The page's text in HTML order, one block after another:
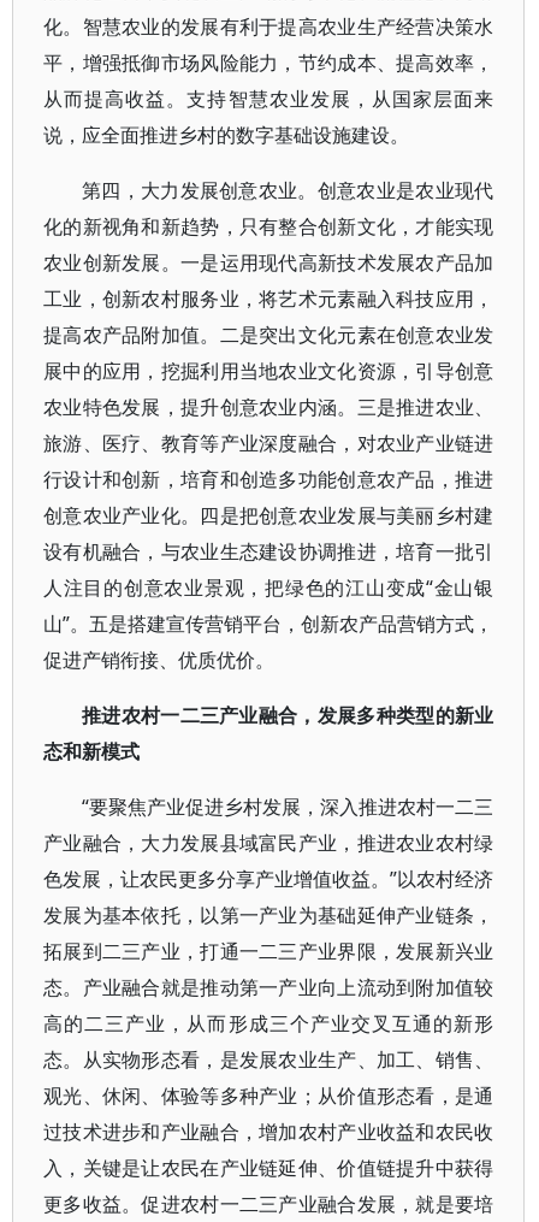
化。智慧农业的发展有利于提高农业生产经营决策水
平，增强抵御市场风险能力，节约成本、提高效率，
从而提高收益。支持智慧农业发展，从国家层面来
说，应全面推进乡村的数字基础设施建设。
第四，大力发展创意农业。创意农业是农业现代
化的新视角和新趋势，只有整合创新文化，才能实现
农业创新发展。一是运用现代高新技术发展农产品加
工业，创新农村服务业，将艺术元素融入科技应用，
提高农产品附加值。二是突出文化元素在创意农业发
展中的应用，挖掘利用当地农业文化资源，引导创意
农业特色发展，提升创意农业内涵。三是推进农业、
旅游、医疗、教育等产业深度融合，对农业产业链进
行设计和创新，培育和创造多功能创意农产品，推进
创意农业产业化。四是把创意农业发展与美丽乡村建
设有机融合，与农业生态建设协调推进，培育一批引
人注目的创意农业景观，把绿色的江山变成“金山银
山”。五是搭建宣传营销平台，创新农产品营销方式，
促进产销衔接、优质优价。
推进农村一二三产业融合，发展多种类型的新业
态和新模式
“要聚焦产业促进乡村发展，深入推进农村一二三
产业融合，大力发展县域富民产业，推进农业农村绿
色发展，让农民更多分享产业增值收益。”以农村经济
发展为基本依托，以第一产业为基础延伸产业链条，
拓展到二三产业，打通一二三产业界限，发展新兴业
态。产业融合就是推动第一产业向上流动到附加值较
高的二三产业，从而形成三个产业交叉互通的新形
态。从实物形态看，是发展农业生产、加工、销售、
观光、休闲、体验等多种产业；从价值形态看，是通
过技术进步和产业融合，增加农村产业收益和农民收
入，关键是让农民在产业链延伸、价值链提升中获得
更多收益。促进农村一二三产业融合发展，就是要培